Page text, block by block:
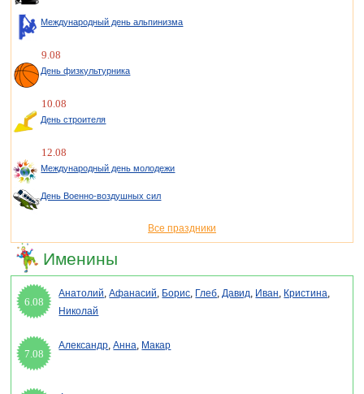
Международный день альпинизма
9.08
День физкультурника
10.08
День строителя
12.08
Международный день молодежи
День Военно-воздушных сил
Все праздники
Именины
6.08
Анатолий,Афанасий, Борис, Глеб,Давид, Иван, Кристина,
Николай
7.08
Александр,Анна, Макар